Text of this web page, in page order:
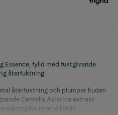
Essence, fylld med fuktgivande
återfuktning.
återfuktning och plumpar huden
Centella Asiatica extrakt
innehållande